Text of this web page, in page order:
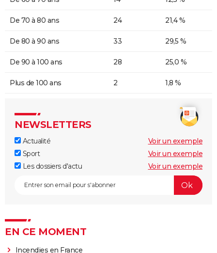
De 70 à 80 ans 24 21,4 %
De 80 à 90 ans 33 29,5 %
De 90 à 100 ans 28 25,0 %
Plus de 100 ans 2 1,8 %
NEWSLETTERS
Actualité
Voir un exemple
Sport
Voir un exemple
Les dossiers d'actu
Voir un exemple
EN CE MOMENT
Incendies en France